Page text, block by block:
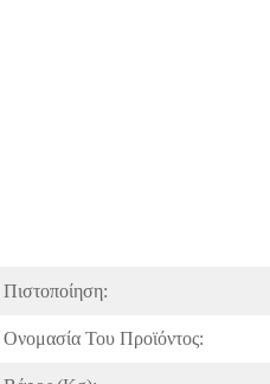
Πιστοποίηση:
Ονομασία Του Προϊόντος: